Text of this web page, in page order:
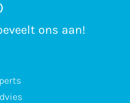
ons aan!